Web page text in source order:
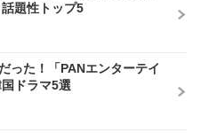
題性トップ5
った！「PANエンターテイ
ドラマ5選